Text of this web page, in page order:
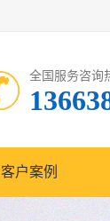
全国服务咨询
客户案例